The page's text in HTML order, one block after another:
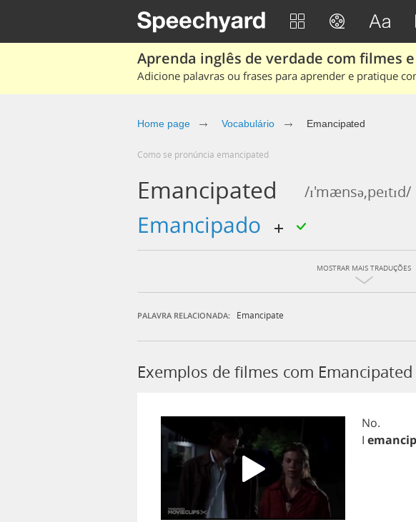
Aprenda inglês de verdade com filmes
Adicione palavras ou frases para aprender e pratique
Home page Vocabulário Emancipated
Como se pronúncia emancipated
Emancipated /ɪ'mænsə,peɪtɪd/
emancipado
MOSTRAR MAIS TRADUÇÕES
PALAVRA RELACIONADA: Emancipate
Exemplos de filmes com Emancipated
No.
I